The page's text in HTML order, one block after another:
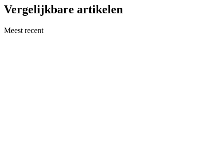
Vergelijkbare artikelen
Meest recent